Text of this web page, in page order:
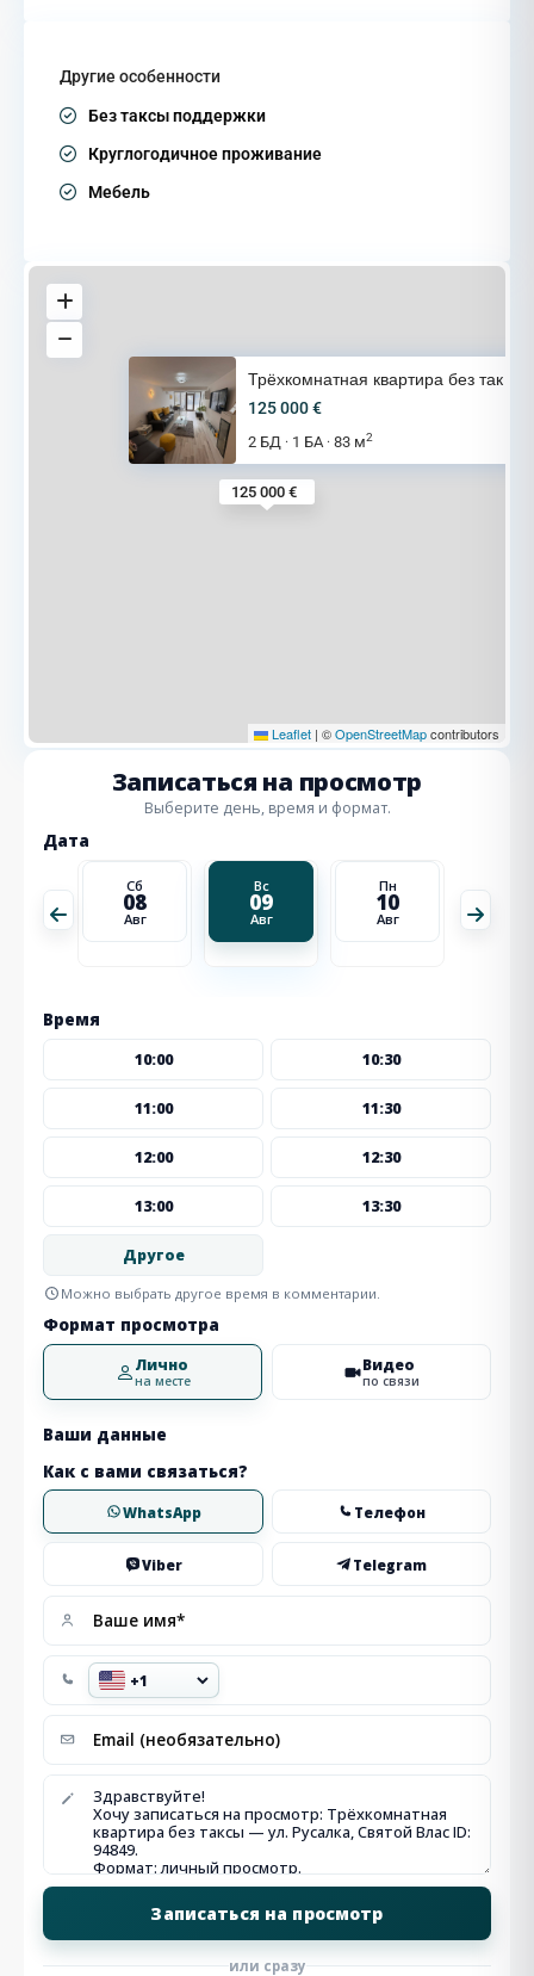
Другие особенности
Без таксы поддержки
Круглогодичное проживание
Мебель
125 000 €
Трёхкомнатная квартира без так
125 000 €
2 БД · 1 БА · 83 м2
Leaflet | ©OpenStreetMapcontributors
Записаться на просмотр
Выберите день, время и формат.
Дата
Сб
08
Авг
Вс
09
Авг
Пн
10
Авг
Время
10:00 10:30
11:00 11:30
12:00 12:30
13:00 13:30
Другое
Можно выбрать другое время в комментарии.
Формат просмотра
Лично
на месте
Видео
по связи
Ваши данные
Как с вами связаться?
WhatsApp Телефон
Viber Telegram
или сразу